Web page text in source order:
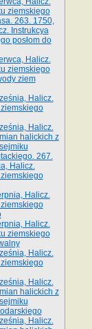
ziemskiego
263. 1750,
Instrukcya
posłom do
Halicz.
ziemskiego
ziem
Halicz.
Halicz.
halickich z
267.
Halicz.
Halicz.
Halicz.
ziemskiego
Halicz.
Halicz.
halickich z
Halicz.